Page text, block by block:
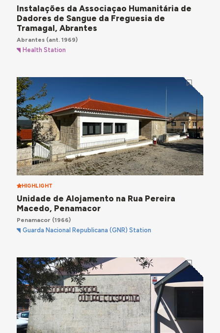
Instalações da Associaçao Humanitária de
Dadores de Sangue da Freguesia de
Tramagal, Abrantes
Abrantes(ant. 1969)
Health Station
HIGHLIGHT
Unidade de Alojamento na Rua Pereira
Macedo, Penamacor
Penamacor (1966)
Guarda Nacional Republicana (GNR) Station